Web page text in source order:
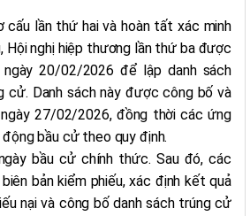
cấu lần thứ hai và hoàn tất xác minh
Hội nghị hiệp thương lần thứ ba được
20/02/2026 để lập danh sách
cử. Danh sách này được công bố và
27/02/2026, đồng thời các ứng
bầu cử theo quy định.
bầu cử chính thức. Sau đó, các
bản kiểm phiếu, xác định kết quả
nại và công bố danh sách trúng cử